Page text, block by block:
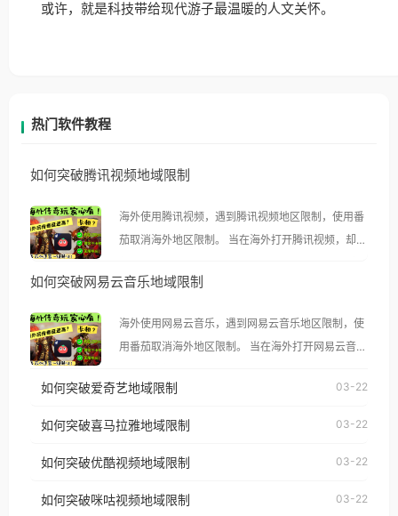
或许，就是科技带给现代游子最温暖的人文关怀。
热门软件教程
如何突破腾讯视频地域限制
海外使用腾讯视频，遇到腾讯视频地区限制，使用番
茄取消海外地区限制。 当在海外打开腾讯视频，却突
示语。 海外用户如香港、澳门、台湾、美国、加拿
像其他音乐平台一样，出现地区及版权限制问题，且
仅能在中国大陆地区播放。 遇到这个问题的朋友们，
台湾、美国、加拿大、澳大利亚、欧洲等国家和地区
权限制所困扰。
如何突破网易云音乐地域限制
海外使用网易云音乐，遇到网易云音乐地区限制，使
用番茄取消海外地区限制。 当在海外打开网易云音
播放”的提示语。 海外用户如香港、澳门、台湾、美
制问题，且仅能在中国大陆地区播放。 遇到这个问题
户收听网易云音乐地区版权限制」的问题，无论人在
如何突破爱奇艺地域限制 03-22
如何突破喜马拉雅地域限制 03-22
如何突破优酷视频地域限制 03-22
如何突破咪咕视频地域限制 03-22